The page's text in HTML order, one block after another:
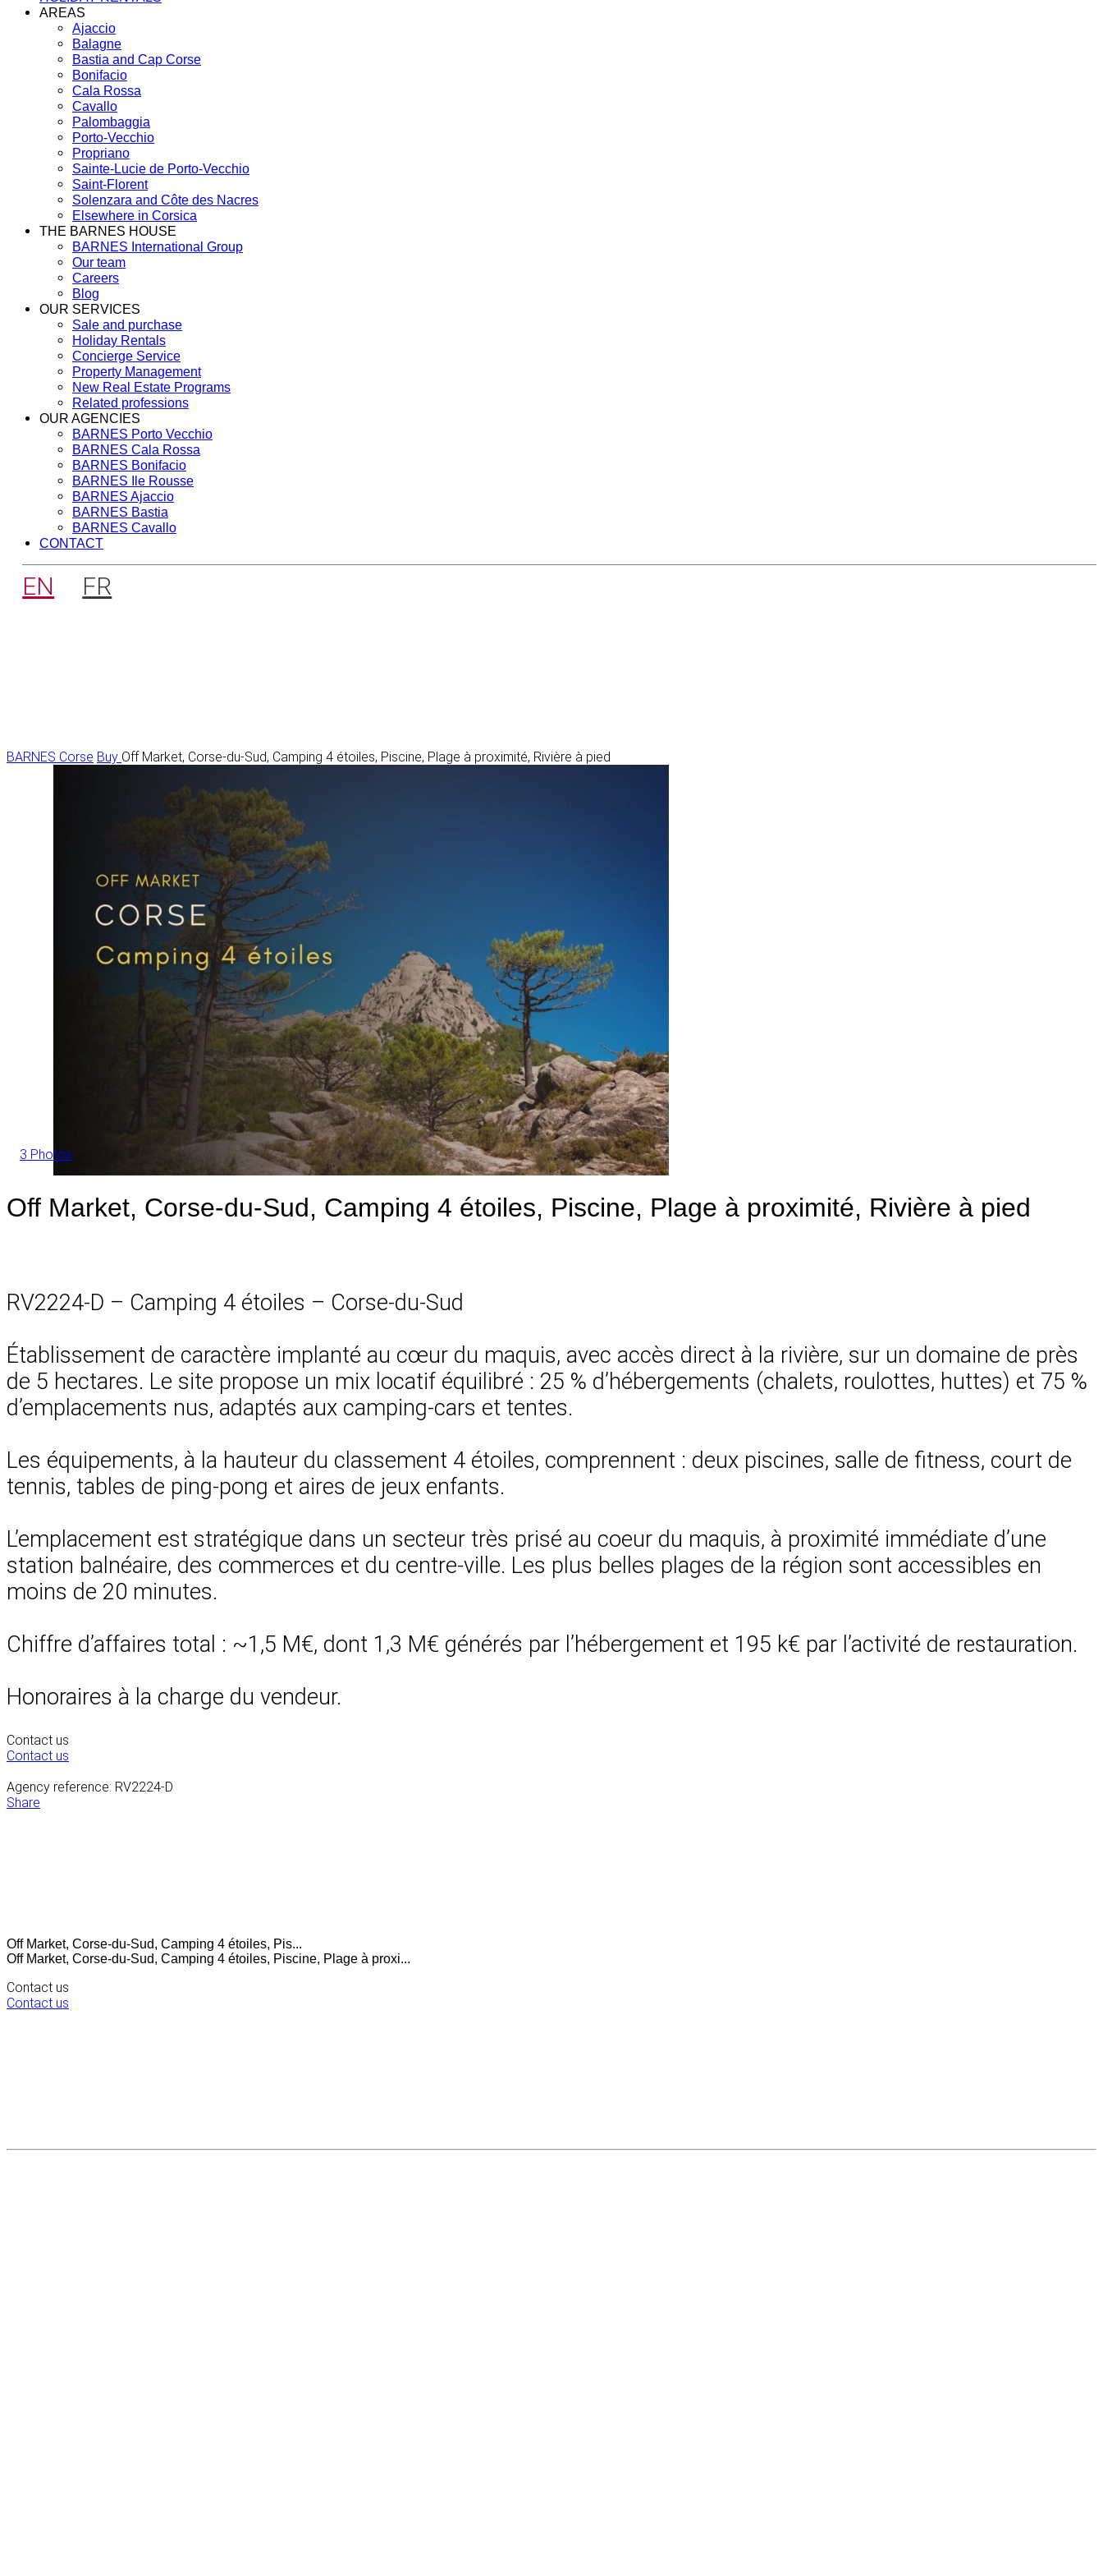
AREAS
Ajaccio
Balagne
Bastia and Cap Corse
Bonifacio
Cala Rossa
Cavallo
Palombaggia
Porto-Vecchio
Propriano
Sainte-Lucie de Porto-Vecchio
Saint-Florent
Solenzara and Côte des Nacres
Elsewhere in Corsica
THE BARNES HOUSE
BARNES International Group
Our team
Careers
Blog
OUR SERVICES
Sale and purchase
Holiday Rentals
Concierge Service
Property Management
New Real Estate Programs
Related professions
OUR AGENCIES
BARNES Porto Vecchio
BARNES Cala Rossa
BARNES Bonifacio
BARNES Ile Rousse
BARNES Ajaccio
BARNES Bastia
BARNES Cavallo
CONTACT
EN FR
BARNES Corse Buy Off Market, Corse-du-Sud, Camping 4 étoiles, Piscine, Plage à proximité, Rivière à pied
3 Photos
Off Market, Corse-du-Sud, Camping 4 étoiles, Piscine, Plage à proximité, Rivière à pied
RV2224-D – Camping 4 étoiles – Corse-du-Sud
Établissement de caractère implanté au cœur du maquis, avec accès direct à la rivière, sur un domaine de près
de 5 hectares. Le site propose un mix locatif équilibré : 25 % d’hébergements (chalets, roulottes, huttes) et 75 %
d’emplacements nus, adaptés aux camping-cars et tentes.
Les équipements, à la hauteur du classement 4 étoiles, comprennent : deux piscines, salle de fitness, court de
tennis, tables de ping-pong et aires de jeux enfants.
L’emplacement est stratégique dans un secteur très prisé au coeur du maquis, à proximité immédiate d’une
station balnéaire, des commerces et du centre-ville. Les plus belles plages de la région sont accessibles en
moins de 20 minutes.
Chiffre d’affaires total : ~1,5 M€, dont 1,3 M€ générés par l’hébergement et 195 k€ par l’activité de restauration.
Honoraires à la charge du vendeur.
Contact us
Contact us
Agency reference: RV2224-D
Share
Off Market, Corse-du-Sud, Camping 4 étoiles, Pis...
Off Market, Corse-du-Sud, Camping 4 étoiles, Piscine, Plage à proxi...
Contact us
Contact us